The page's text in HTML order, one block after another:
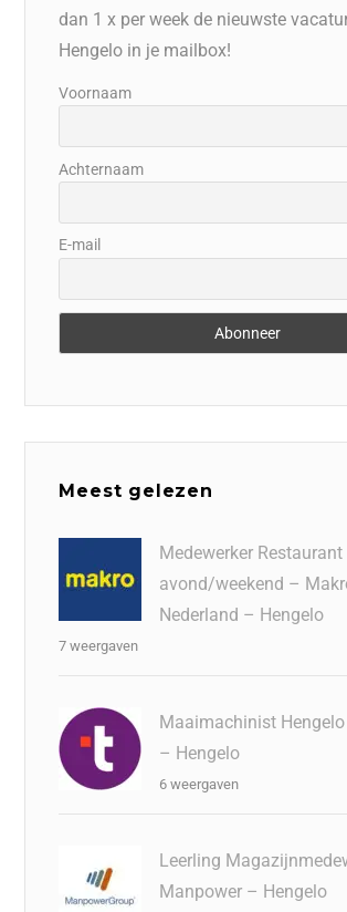
dan 1 x per week de nieuwste
Hengelo in je mailbox!
Voornaam
Achternaam
E-mail
Meest gelezen
Medewerker Restaurant
avond/weekend –
Nederland – Hengelo
7 weergaven
Maaimachinist
– Hengelo
6 weergaven
Leerling
Manpower – Hengelo